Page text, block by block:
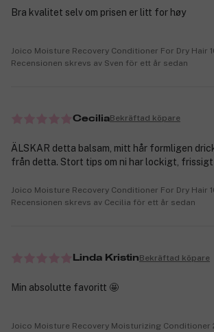
Bra kvalitet selv om prisen er litt for høy
Joico Moisture Recovery Conditioner For Dry Hair
Recensionen skrevs av Sven för ett år sedan
CeciliaBekräftad köpare
ÄLSKAR detta balsam, mitt hår formligen
från detta. Stort tips om ni har lockigt,
Joico Moisture Recovery Conditioner For Dry Hair
Recensionen skrevs av Cecilia för ett år sedan
Linda KristinBekräftad köpare
Min absolutte favoritt 🤩
Joico Moisture Recovery Moisturizing Conditioner